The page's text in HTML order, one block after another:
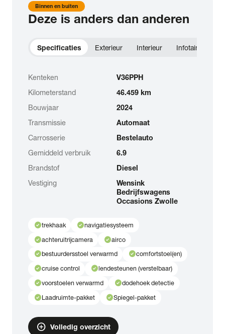
Binnen en buiten
Deze is anders dan anderen
Specificaties Exterieur Interieur Infotainment
Kenteken
V36PPH
Kilometerstand
46.459 km
Bouwjaar
2024
Transmissie
Automaat
Carrosserie
Bestelauto
Gemiddeld verbruik
6.9
Brandstof
Diesel
Vestiging
Wensink
Bedrijfswagens
Occasions Zwolle
check_circletrekhaak check_circlenavigatiesysteem
check_circleachteruitrijcamera check_circleairco
check_circlebestuurdersstoel verwarmd check_circlecomfortstoel(en)
check_circlecruise control check_circlelendesteunen (verstelbaar)
check_circlevoorstoelen verwarmd check_circledodehoek detectie
check_circleLaadruimte-pakket check_circleSpiegel-pakket
add_circle Volledig overzicht